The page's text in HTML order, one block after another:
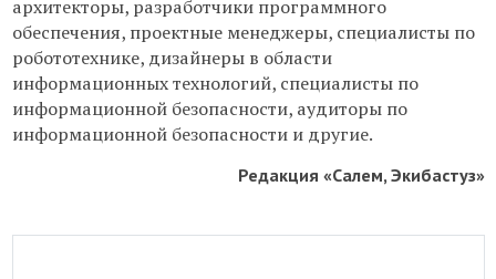
архитекторы, разработчики программного
обеспечения, проектные менеджеры, специалисты по
робототехнике, дизайнеры в области
информационных технологий, специалисты по
информационной безопасности, аудиторы по
информационной безопасности и другие.
Редакция «Салем, Экибастуз»